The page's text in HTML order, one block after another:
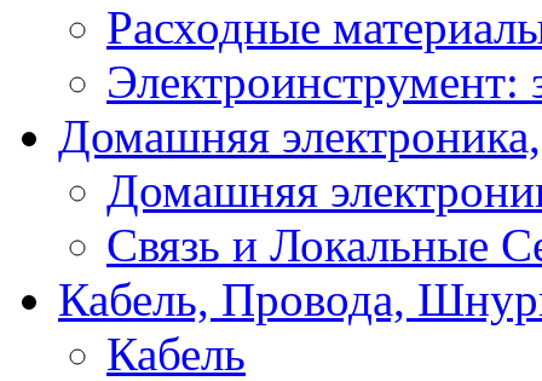
Расходные
Электроинструмент:
Домашняя
Домашняя
Связь и Локальные
Кабель, Провода,
Кабель